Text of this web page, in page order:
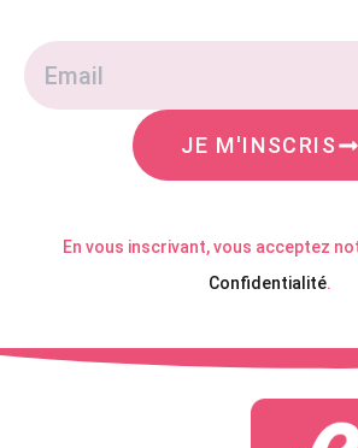
JE M'INSCRIS
En vous inscrivant, vous acceptez
Confidentialité.